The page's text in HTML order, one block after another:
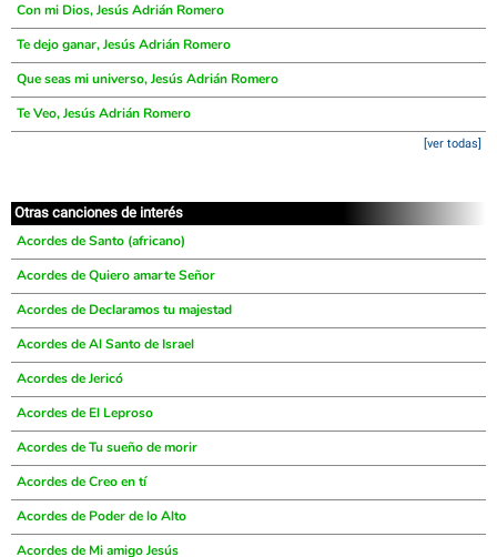
Con mi Dios, Jesús Adrián Romero
Te dejo ganar, Jesús Adrián Romero
Que seas mi universo, Jesús Adrián Romero
Te Veo, Jesús Adrián Romero
[ver todas]
Otras canciones de interés
Acordes de Santo (africano)
Acordes de Quiero amarte Señor
Acordes de Declaramos tu majestad
Acordes de Al Santo de Israel
Acordes de Jericó
Acordes de El Leproso
Acordes de Tu sueño de morir
Acordes de Creo en tí
Acordes de Poder de lo Alto
Acordes de Mi amigo Jesús